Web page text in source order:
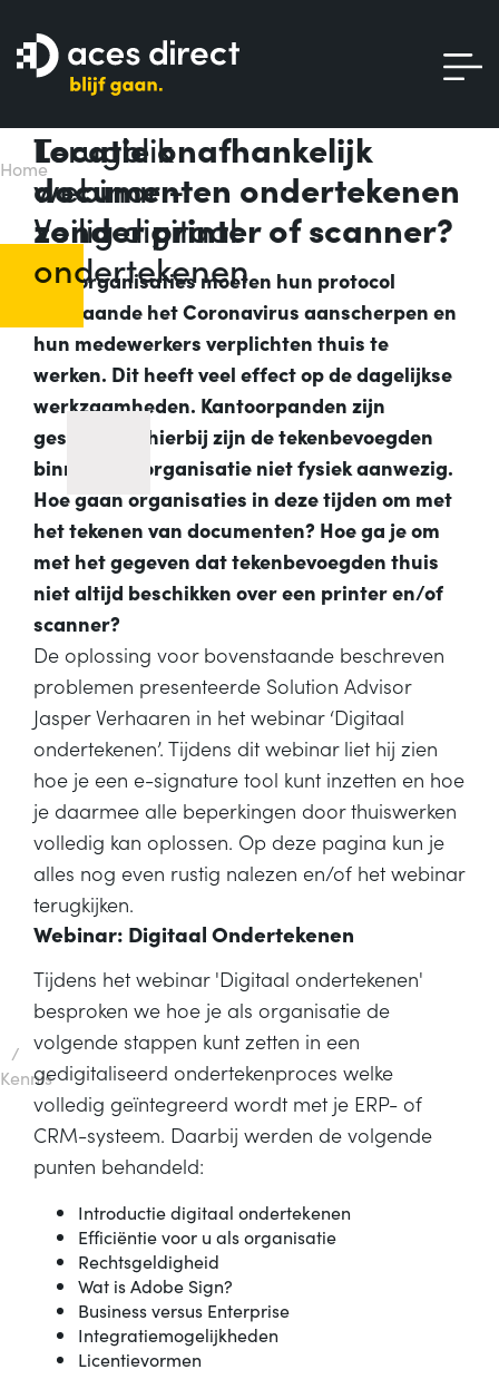
Home
/
Kennis
Terugblik
webinar -
Veilig digitaal
ondertekenen
Locatie onafhankelijk
documenten ondertekenen
zonder printer of scanner?
Veel organisaties moeten hun protocol
aangaande het Coronavirus aanscherpen en
hun medewerkers verplichten thuis te
werken. Dit heeft veel effect op de dagelijkse
werkzaamheden. Kantoorpanden zijn
gesloten en hierbij zijn de tekenbevoegden
binnen een organisatie niet fysiek aanwezig.
Hoe gaan organisaties in deze tijden om met
het tekenen van documenten? Hoe ga je om
met het gegeven dat tekenbevoegden thuis
niet altijd beschikken over een printer en/of
scanner?
De oplossing voor bovenstaande beschreven
problemen presenteerde Solution Advisor
Jasper Verhaaren in het webinar ‘Digitaal
ondertekenen’. Tijdens dit webinar liet hij zien
hoe je een e-signature tool kunt inzetten en hoe
je daarmee alle beperkingen door thuiswerken
volledig kan oplossen. Op deze pagina kun je
alles nog even rustig nalezen en/of het webinar
terugkijken.
Webinar: Digitaal Ondertekenen
Tijdens het webinar 'Digitaal ondertekenen'
besproken we hoe je als organisatie de
volgende stappen kunt zetten in een
gedigitaliseerd ondertekenproces welke
volledig geïntegreerd wordt met je ERP- of
CRM-systeem. Daarbij werden de volgende
punten behandeld:
Introductie digitaal ondertekenen
Efficiëntie voor u als organisatie
Rechtsgeldigheid
Wat is Adobe Sign?
Business versus Enterprise
Integratiemogelijkheden
Licentievormen